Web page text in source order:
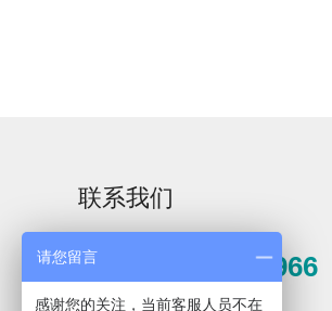
Aurora-2实验室洗
瓶机
F系列
联系我们
0571-81389966
请您留言
感谢您的关注，当前客服人员不在